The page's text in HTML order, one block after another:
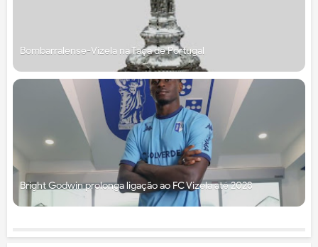
Bombarralense-Vizela na Taça de Portugal
Bright Godwin prolonga ligação ao FC Vizela até 2028